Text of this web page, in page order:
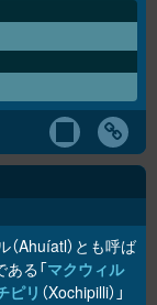
Ahuíatl）とも呼ば
ある「マクウィル
ピリ （Xochipilli）」